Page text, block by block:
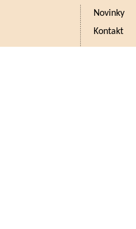
Novinky
Kontakt